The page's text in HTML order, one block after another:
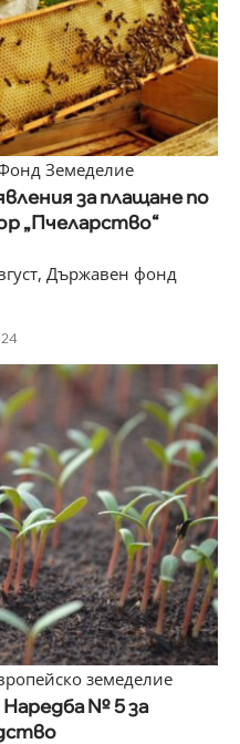
Земеделие
за плащане по
„Пчеларство“
Държавен фонд
земеделие
№ 5 за